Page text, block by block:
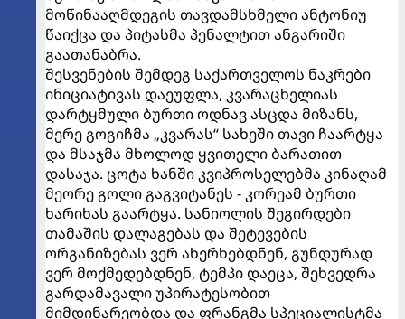
მოწინააღმდეგის თავდამსხმელი ანტონიუ
წაიქცა და პიტასმა პენალტით ანგარიში
გაათანაბრა.
შესვენების შემდეგ საქართველოს ნაკრები
ინიციატივას დაეუფლა, კვარაცხელიას
დარტყმული ბურთი ოდნავ ასცდა მიზანს,
მერე გოგიჩმა „კვარას“ სახეში თავი ჩაარტყა
და მსაჯმა მხოლოდ ყვითელი ბარათით
დასაჯა. ცოტა ხანში კვიპროსელებმა კინაღამ
მეორე გოლი გაგვიტანეს - კორეამ ბურთი
ხარიხას გაარტყა. სანიოლის შეგირდები
თამაშის დალაგებას და შეტევების
ორგანიზებას ვერ ახერხებდნენ, გუნდურად
ვერ მოქმედებდნენ, ტემპი დაეცა, შეხვედრა
გარდამავალი უპირატესობით
მიმდინარეობდა და ფრანგმა სპეციალისტმა